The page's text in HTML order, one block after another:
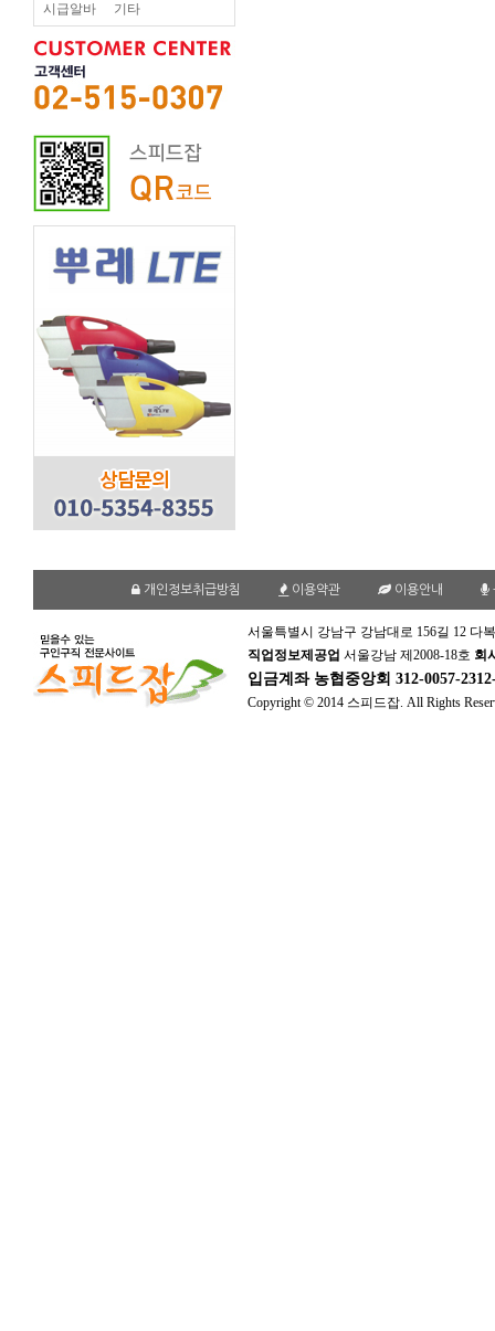
시급알바 기타
개인정보취급방침 이용약관 이용안내
서울특별시 강남구 강남대로 156길 12 다
직업정보제공업 서울강남 제2008-18호 회
입금계좌 농협중앙회 312-0057-
Copyright © 2014 스피드잡. All Rights